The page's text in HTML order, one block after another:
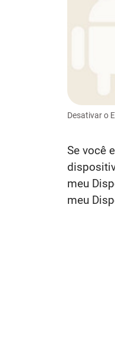
Desativar o
Se você
meu
meu